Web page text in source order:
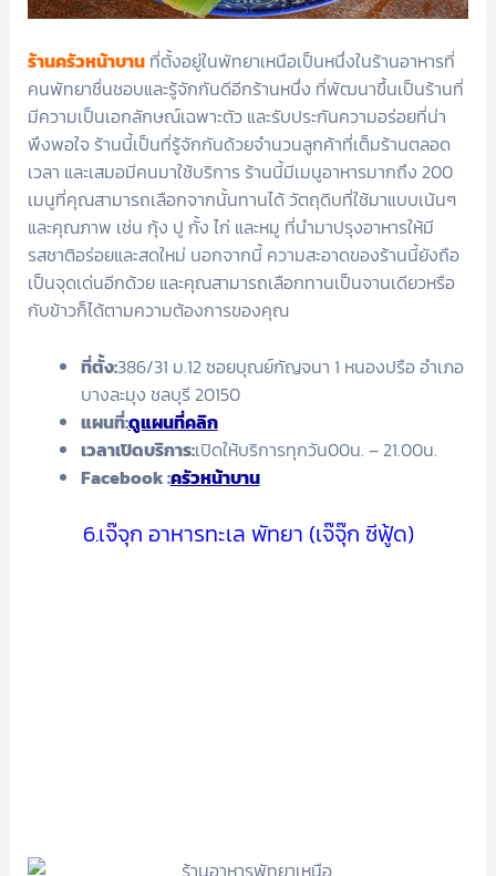
ร้านครัวหน้าบานที่ตั้งอยู่ในพัทยาเหนือเป็นหนึ่งในร้านอาหารที่
คนพัทยาชื่นชอบและรู้จักกันดีอีกร้านหนึ่ง ที่พัฒนาขึ้นเป็นร้านที่
มีความเป็นเอกลักษณ์เฉพาะตัว และรับประกันความอร่อยที่น่า
พึงพอใจ ร้านนี้เป็นที่รู้จักกันด้วยจำนวนลูกค้าที่เต็มร้านตลอด
เวลา และเสมอมีคนมาใช้บริการ ร้านนี้มีเมนูอาหารมากถึง 200
เมนูที่คุณสามารถเลือกจากนั้นทานได้ วัตถุดิบที่ใช้มาแบบเน้นๆ
และคุณภาพ เช่น กุ้ง ปู กั้ง ไก่ และหมู ที่นำมาปรุงอาหารให้มี
รสชาติอร่อยและสดใหม่ นอกจากนี้ ความสะอาดของร้านนี้ยังถือ
เป็นจุดเด่นอีกด้วย และคุณสามารถเลือกทานเป็นจานเดียวหรือ
กับข้าวก็ได้ตามความต้องการของคุณ
ที่ตั้ง:386/31 ม.12 ซอยบุณย์กัญจนา 1 หนองปรือ อำเภอ
บางละมุง ชลบุรี 20150
แผนที่:ดูแผนที่คลิก
เวลาเปิดบริการ:เปิดให้บริการทุกวัน00น. – 21.00น.
Facebook:ครัวหน้าบาน
6.เจ๊จุก อาหารทะเล พัทยา (เจ๊จุ๊ก ซีฟู้ด)